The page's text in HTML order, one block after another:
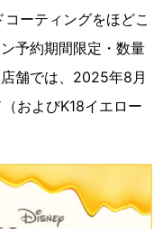
ーティングをほどこ
予約期間限定・数量
舗では、2025年8月
およびK18イエロー